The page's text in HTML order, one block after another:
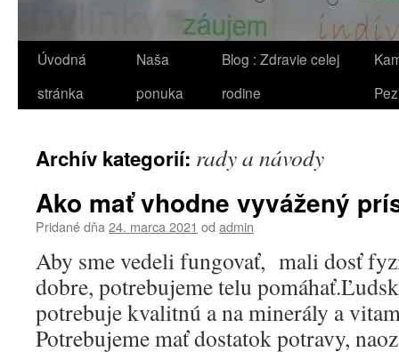
Úvodná
stránka
Naša
ponuka
Blog : Zdravie celej
rodine
Archív kategorií: rady a návody
Ako mať vhodne vyvážený
Pridané dňa 24. marca 2021 od admin
Aby sme vedeli fungovať, mali dosť
dobre, potrebujeme telu
potrebuje kvalitnú a na minerály a
Potrebujeme mať dostatok potravy,